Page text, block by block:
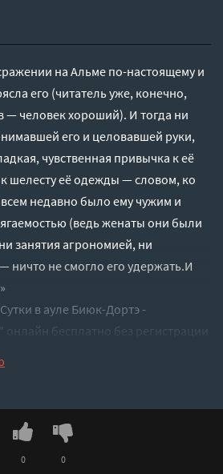
на Альме по-настоящему и
его (читатель уже, конечно,
— человек хороший). И тогда ни
его и целовавшей руки,
чувственная привычка к её
шелесту её одежды — словом, ко
недавно было ему чужим и
(ведь женаты они были
занятия агрономией, ни
ничто не смогло его удержать.И
в ауле Биюк-Дортэ -
онлайн бесплатно без регистрации
0 0